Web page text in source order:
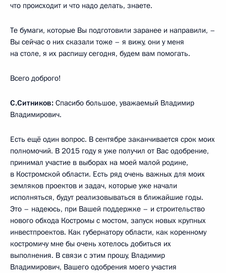
что происходит и что надо делать, знаете.
Те бумаги, которые Вы подготовили заранее и направили, –
Вы сейчас о них сказали тоже – я вижу, они у меня
на столе, я их распишу сегодня, будем вам помогать.
Всего доброго!
С.Ситников: Спасибо большое, уважаемый Владимир
Владимирович.
Есть ещё один вопрос. В сентябре заканчивается срок моих
полномочий. В 2015 году я уже получил от Вас одобрение,
принимал участие в выборах на моей малой родине,
в Костромской области. Есть ряд очень важных для моих
земляков проектов и задач, которые уже начали
исполняться, будут реализовываться в ближайшие годы.
Это – надеюсь, при Вашей поддержке – и строительство
нового обхода Костромы с мостом, запуск новых крупных
инвестпроектов. Как губернатору области, как коренному
костромичу мне бы очень хотелось добиться их
выполнения. В связи с этим прошу, Владимир
Владимирович, Вашего одобрения моего участия